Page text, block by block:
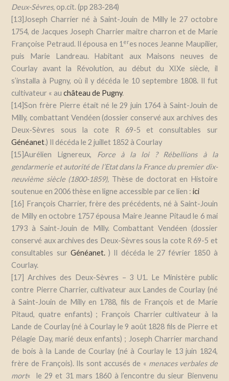
Deux-Sèvres, op.cit. (pp 283-284)
[13]Joseph Charrier né à Saint-Jouin de Milly le 27 octobre
1754, de Jacques Joseph Charrier maitre charron et de Marie
Françoise Petraud. Il épousa en 1 eres noces Jeanne Maupilier,
puis Marie Landreau. Habitant aux Maisons neuves de
Courlay avant la Révolution, au début du XIXe siècle, il
s’installa à Pugny, où il y décéda le 10 septembre 1808. Il fut
cultivateur « auchâteau de Pugny.
[14]Son frère Pierre était né le 29 juin 1764 à Saint-Jouin de
Milly, combattant Vendéen (dossier conservé aux archives des
Deux-Sèvres sous la cote R 69-5 et consultables sur
Généanet.) Il décéda le 2 juillet 1852 à Courlay
[15]Aurélien Lignereux, Force à la loi ? Rébellions à la
gendarmerie et autorité de l’Etat dans la France du premier dix-
neuvième siècle (1800-1859), Thèse de doctorat en Histoire
soutenue en 2006 thèse en ligne accessible par ce lien : ici
[16] François Charrier, frère des précédents, né à Saint-Jouin
de Milly en octobre 1757 épousa Maire Jeanne Pitaud le 6 mai
1793 à Saint-Jouin de Milly. Combattant Vendéen (dossier
conservé aux archives des Deux-Sèvres sous la cote R 69-5 et
consultables sur Généanet.) Il décéda le 27 février 1850 à
Courlay.
[17] Archives des Deux-Sèvres – 3 U1. Le Ministère public
contre Pierre Charrier, cultivateur aux Landes de Courlay (né
à Saint-Jouin de Milly en 1788, fils de François et de Marie
Pitaud, quatre enfants) ; François Charrier cultivateur à la
Lande de Courlay (né à Courlay le 9 août 1828 fils de Pierre et
Pélagie Day, marié deux enfants) ; Joseph Charrier marchand
de bois à la Lande de Courlay (né à Courlay le 13 juin 1824,
frère de François). Ils sont accusés de « menaces verbales de
mort«
le 29 et 31 mars 1860 à l’encontre du sieur Bienvenu